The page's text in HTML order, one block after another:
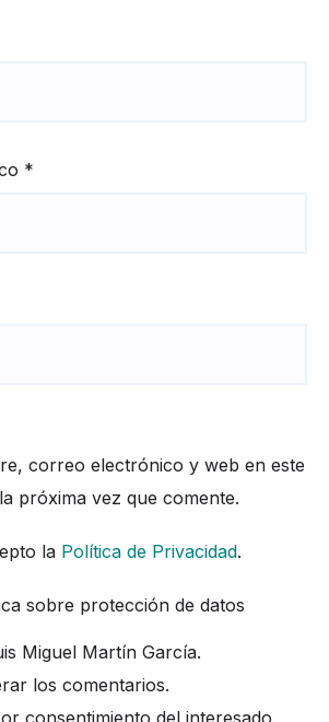
*
correo electrónico y web en este
próxima vez que comente.
la Política de Privacidad.
sobre protección de datos
Miguel Martín García.
los comentarios.